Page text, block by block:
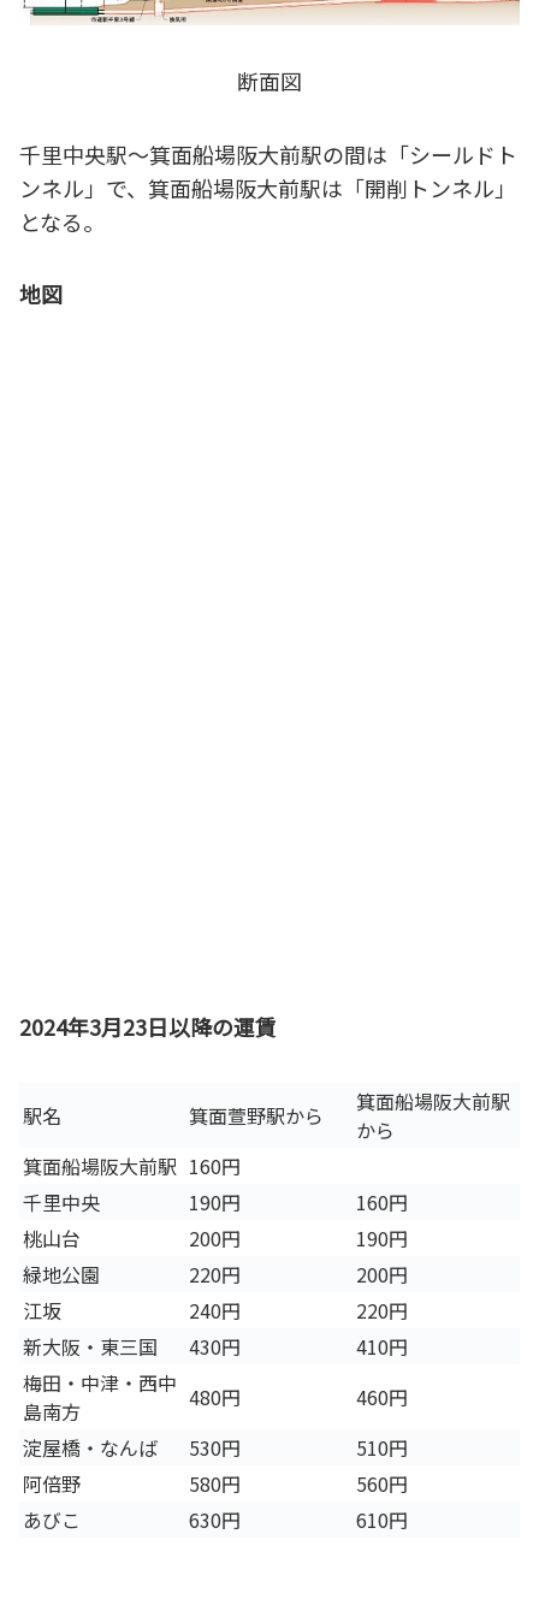
断面図
千里中央駅～箕面船場阪大前駅の間は「シールドト
ンネル」で、箕面船場阪大前駅は「開削トンネル」
となる。
地図
2024年3月23日以降の運賃
駅名 箕面萱野駅から
箕面船場阪大前駅
から
箕面船場阪大前駅 160円
千里中央
190円
160円
桃山台
200円
190円
緑地公園
220円
200円
江坂
240円
220円
新大阪・東三国
430円
410円
梅田・中津・西中
島南方
480円
460円
淀屋橋・なんば
530円
510円
阿倍野
580円
560円
あびこ
630円 610円